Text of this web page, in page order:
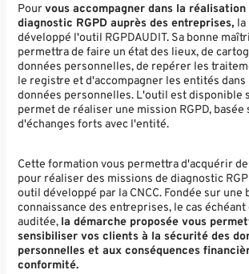
Pourvous accompagner dans la réalisation
diagnostic RGPD auprès des entreprises, la
développé l'outil RGPDAUDIT. Sa bonne
permettra de faire un état des lieux, de
données personnelles, de repérer les
le registre et d'accompagner les entités
données personnelles. L'outil est disponible
permet de réaliser une mission RGPD, basée
d'échanges forts avec l'entité.
Cette formation vous permettra d'acquérir
pour réaliser des missions de diagnostic
outil développé par la CNCC. Fondée sur une
connaissance des entreprises, le cas
auditée, la démarche proposée vous
sensibiliser vos clients à la sécurité des
personnelles et aux conséquences
conformité.